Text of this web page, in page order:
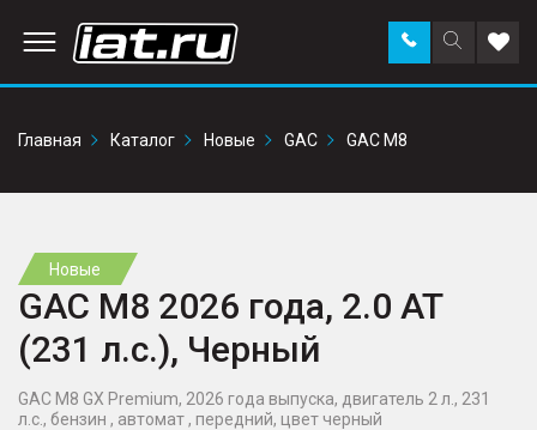
Поиск
по
Заказать
звонок в
Главная
Каталог Новые GAC GAC M8
Новые
GAC M8 2026 года, 2.0 AT
(231 л.с.), Черный
GAC M8 GX Premium, 2026 года выпуска, двигатель 2 л., 231
л.с., бензин , автомат , передний, цвет черный